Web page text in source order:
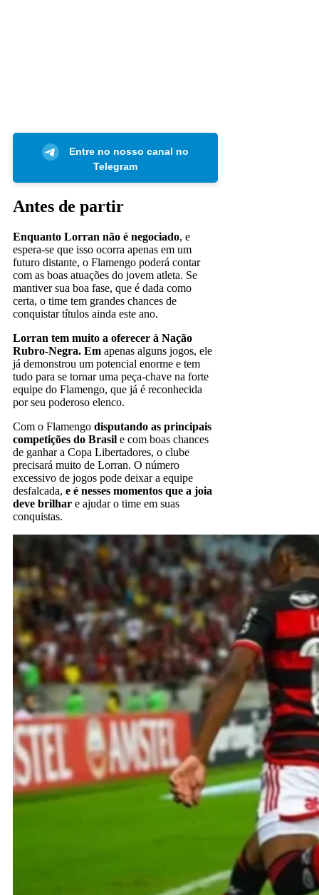
Entre no nosso canal no
Telegram
Antes de partir
Enquanto Lorran não é negociado, e
espera-se que isso ocorra apenas em um
futuro distante, o Flamengo poderá contar
com as boas atuações do jovem atleta. Se
mantiver sua boa fase, que é dada como
certa, o time tem grandes chances de
conquistar títulos ainda este ano.
Lorran tem muito a oferecer à Nação
Rubro-Negra. Em apenas alguns jogos, ele
já demonstrou um potencial enorme e tem
tudo para se tornar uma peça-chave na forte
equipe do Flamengo, que já é reconhecida
por seu poderoso elenco.
Com o Flamengo disputando as principais
competições do Brasil e com boas chances
de ganhar a Copa Libertadores, o clube
precisará muito de Lorran. O número
excessivo de jogos pode deixar a equipe
desfalcada, e é nesses momentos que a joia
deve brilhar e ajudar o time em suas
conquistas.